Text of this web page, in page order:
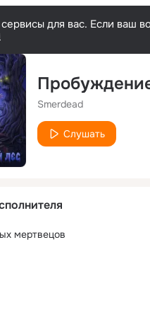
для вас. Если ваш
Smerdead
Слушать
мертвецов